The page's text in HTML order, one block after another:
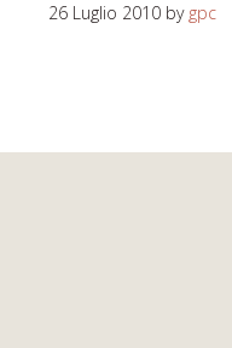
26 Luglio 2010 by gpc